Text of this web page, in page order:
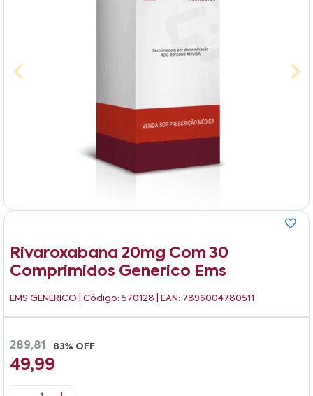
Rivaroxabana 20mg Com 30
Comprimidos Generico Ems
EMS GENERICO | Código: 570128 | EAN: 7896004780511
289,81 83% OFF
49,99